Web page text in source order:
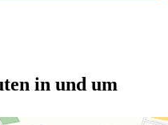
in und um